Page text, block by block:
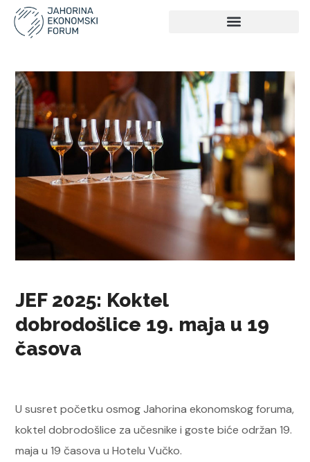
JEF 2025: Koktel
dobrodošlice 19. maja u 19
časova
U susret početku osmog Jahorina ekonomskog foruma,
koktel dobrodošlice za učesnike i goste biće održan 19.
maja u 19 časova u Hotelu Vučko.